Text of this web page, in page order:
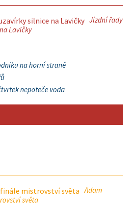
Jízdní řady
Lavičky
na horní straně
nepoteče voda
Adam
světa